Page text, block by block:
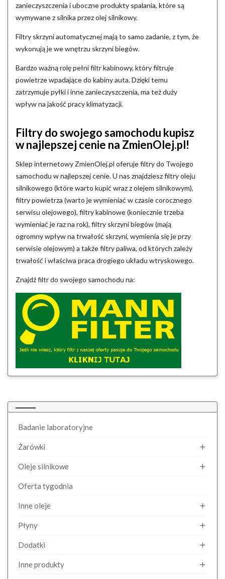
zanieczyszczenia i uboczne produkty spalania, które są
wymywane z silnika przez olej silnikowy.
Filtry skrzyni automatycznej mają to samo zadanie, z tym, że
wykonują je we wnętrzu skrzyni biegów.
Bardzo ważną rolę pełni filtr kabinowy, który filtruje
powietrze wpadające do kabiny auta. Dzięki temu
zatrzymuje pyłki i inne zanieczyszczenia, ma też duży
wpływ na jakość pracy klimatyzacji.
Filtry do swojego samochodu kupisz
w najlepszej cenie na ZmienOlej.pl!
Sklep internetowy ZmienOlej.pl oferuje filtry do Twojego
samochodu w najlepszej cenie. U nas znajdziesz filtry oleju
silnikowego (które warto kupić wraz z olejem silnikowym),
filtry powietrza (warto je wymieniać w czasie corocznego
serwisu olejowego), filtry kabinowe (koniecznie trzeba
wymieniać je raz na rok), filtry skrzyni biegów (mają
ogromny wpływ na trwałość skrzyni, wymienia się je przy
serwisie olejowym) a także filtry paliwa, od których zależy
trwałość i właściwa praca drogiego układu wtryskowego.
Znajdź filtr do swojego samochodu na:
Badanie laboratoryjne
Żarówki 
Oleje silnikowe 
Oferta tygodnia
Inne oleje 
Płyny 
Dodatki 
Inne produkty 